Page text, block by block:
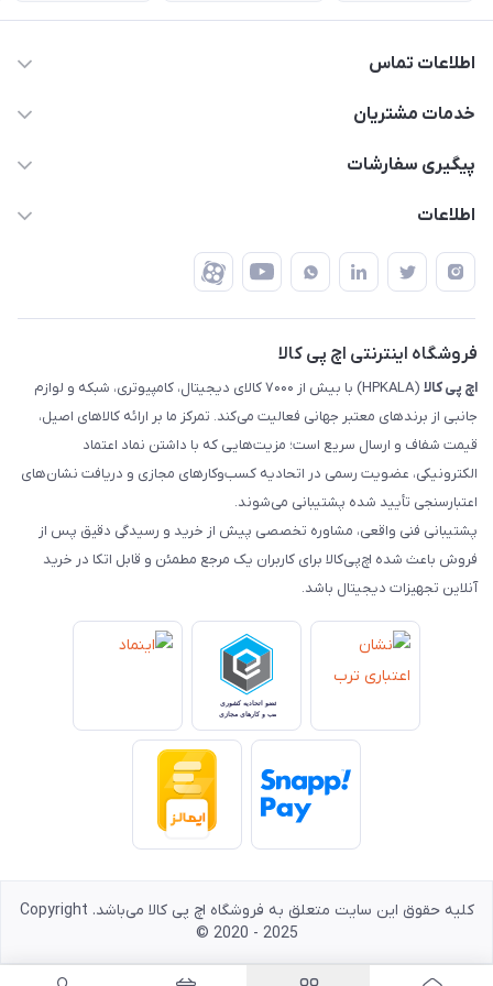
اطلاعات تماس
63 0000 43 - 021
تهران - طبقه سوم تجاری - پلاک 11014
خدمات مشتریان
قوانین و مقررات
ضمانت اصالت کالا
پیگیری سفارشات
رهگیری مرسولات پست
رهگیری مرسولات چاپار
رهگیری مرسولات ماهکس
اطلاعات
درباره ما
تماس با ما
فروشگاه اینترنتی اچ پی کالا
اچ‌ پی‌ کالا
(HPKALA) با بیش از ۷۰۰۰ کالای دیجیتال، کامپیوتری، شبکه و لوازم
جانبی از برندهای معتبر جهانی فعالیت می‌کند. تمرکز ما بر ارائه کالاهای اصیل،
قیمت شفاف و ارسال سریع است؛ مزیت‌هایی که با داشتن نماد اعتماد
الکترونیکی، عضویت رسمی در اتحادیه کسب‌وکارهای مجازی و دریافت نشان‌های
اعتبارسنجی تأیید شده پشتیبانی می‌شوند.
پشتیبانی فنی واقعی، مشاوره تخصصی پیش از خرید و رسیدگی دقیق پس از
فروش باعث شده اچ‌پی‌کالا برای کاربران یک مرجع مطمئن و قابل اتکا در خرید
آنلاین تجهیزات دیجیتال باشد.
کلیه حقوق این سایت متعلق به فروشگاه اچ پی کالا می‌باشد. Copyright
© 2020 - 2025